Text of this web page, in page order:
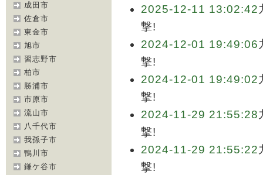
成田市
佐倉市
東金市
旭市
習志野市
柏市
勝浦市
市原市
流山市
八千代市
我孫子市
鴨川市
鎌ケ谷市
2025-12-11 13:02:42
撃!
2024-12-01 19:49:06
撃!
2024-12-01 19:49:02
撃!
2024-11-29 21:55:28
撃!
2024-11-29 21:55:22
撃!